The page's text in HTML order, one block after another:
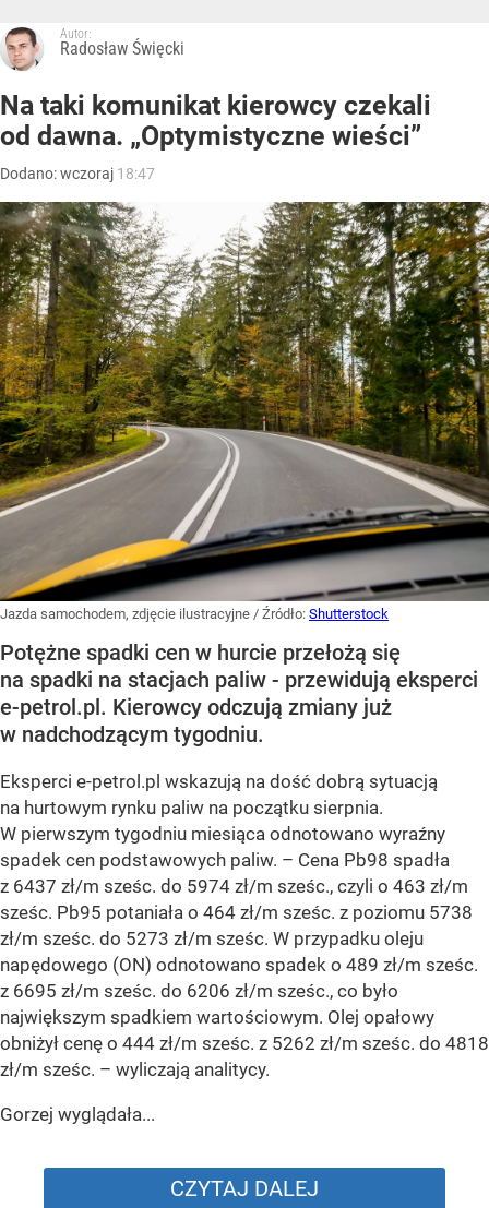
Autor:
Radosław Święcki
Na taki komunikat kierowcy czekali
od dawna. „Optymistyczne wieści”
Dodano:wczoraj 18:47
Jazda samochodem, zdjęcie ilustracyjne / Źródło: Shutterstock
Potężne spadki cen w hurcie przełożą się
na spadki na stacjach paliw - przewidują eksperci
e-petrol.pl. Kierowcy odczują zmiany już
w nadchodzącym tygodniu.
Eksperci e-petrol.pl wskazują na dość dobrą sytuacją
na hurtowym rynku paliw na początku sierpnia.
W pierwszym tygodniu miesiąca odnotowano wyraźny
spadek cen podstawowych paliw. – Cena Pb98 spadła
z 6437 zł/m sześc. do 5974 zł/m sześc., czyli o 463 zł/m
sześc. Pb95 potaniała o 464 zł/m sześc. z poziomu 5738
zł/m sześc. do 5273 zł/m sześc. W przypadku oleju
napędowego (ON) odnotowano spadek o 489 zł/m sześc.
z 6695 zł/m sześc. do 6206 zł/m sześc., co było
największym spadkiem wartościowym. Olej opałowy
obniżył cenę o 444 zł/m sześc. z 5262 zł/m sześc. do 4818
zł/m sześc. – wyliczają analitycy.
Gorzej wyglądała...
CZYTAJ DALEJ